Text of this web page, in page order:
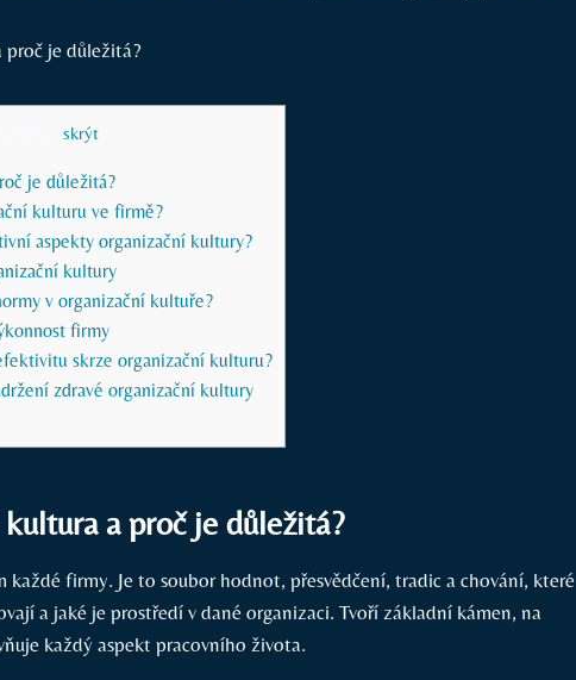
skrýt
je důležitá?
kulturu ve firmě?
aspekty organizační kultury?
kultury
v organizační kultuře?
firmy
skrze organizační kulturu?
zdravé organizační kultury
a proč je důležitá?
každé firmy. Je to soubor hodnot, přesvědčení, tradic a chování, které
a jaké je prostředí v dané organizaci. Tvoří základní kámen, na
každý aspekt pracovního života.